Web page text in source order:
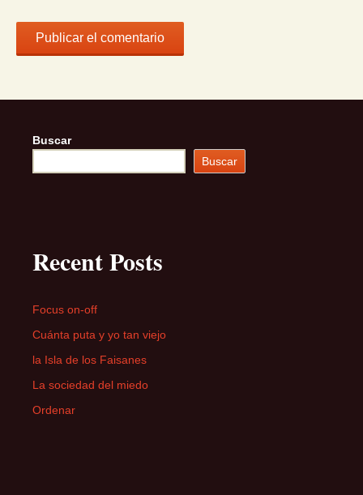
Buscar
Buscar
Recent Posts
Focus on-off
Cuánta puta y yo tan viejo
la Isla de los Faisanes
La sociedad del miedo
Ordenar